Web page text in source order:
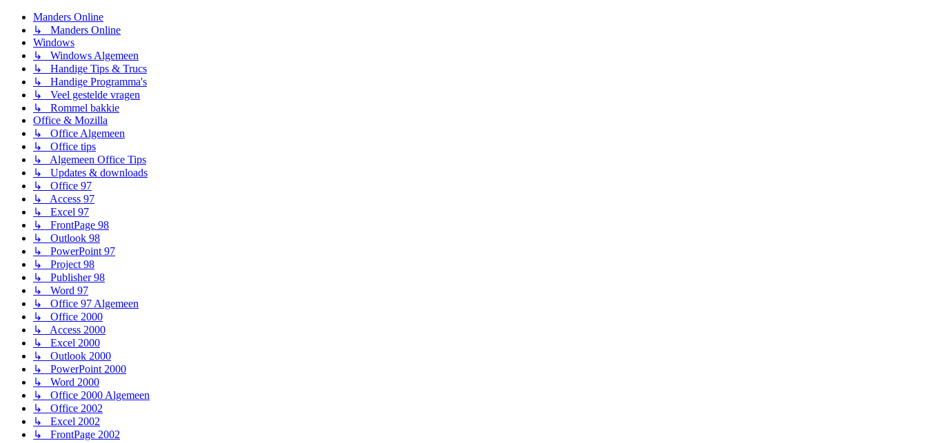
Manders Online
↳ Manders Online
Windows
↳ Windows Algemeen
↳ Handige Tips & Trucs
↳ Handige Programma's
↳ Veel gestelde vragen
↳ Rommel bakkie
Office & Mozilla
↳ Office Algemeen
↳ Office tips
↳ Algemeen Office Tips
↳ Updates & downloads
↳ Office 97
↳ Access 97
↳ Excel 97
↳ FrontPage 98
↳ Outlook 98
↳ PowerPoint 97
↳ Project 98
↳ Publisher 98
↳ Word 97
↳ Office 97 Algemeen
↳ Office 2000
↳ Access 2000
↳ Excel 2000
↳ Outlook 2000
↳ PowerPoint 2000
↳ Word 2000
↳ Office 2000 Algemeen
↳ Office 2002
↳ Excel 2002
↳ FrontPage 2002